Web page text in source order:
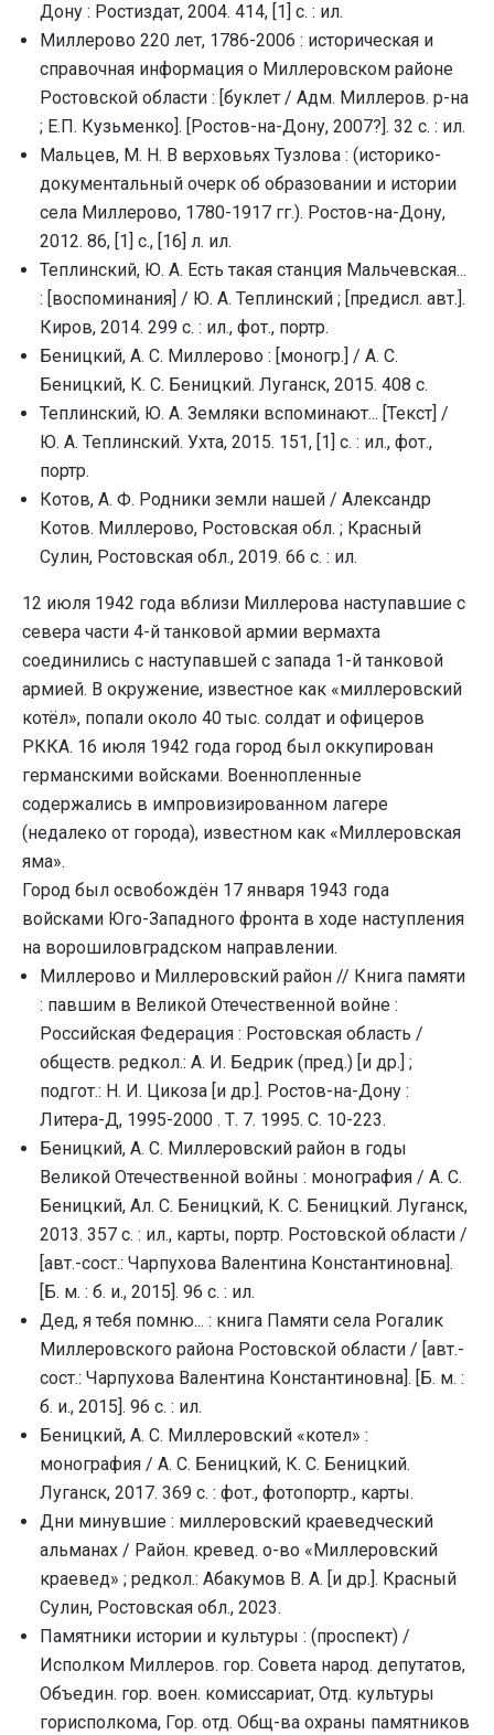
Дону : Ростиздат, 2004. 414, [1] с. : ил.
Миллерово 220 лет, 1786-2006 : историческая и
справочная информация о Миллеровском районе
Ростовской области : [буклет / Адм. Миллеров. р-на
; Е.П. Кузьменко]. [Ростов-на-Дону, 2007?]. 32 с. : ил.
Мальцев, М. Н. В верховьях Тузлова : (историко-
документальный очерк об образовании и истории
села Миллерово, 1780-1917 гг.). Ростов-на-Дону,
2012. 86, [1] с., [16] л. ил.
Теплинский, Ю. А. Есть такая станция Мальчевская...
: [воспоминания] / Ю. А. Теплинский ; [предисл. авт.].
Киров, 2014. 299 с. : ил., фот., портр.
Беницкий, А. С. Миллерово : [моногр.] / А. С.
Беницкий, К. С. Беницкий. Луганск, 2015. 408 с.
Теплинский, Ю. А. Земляки вспоминают... [Текст] /
Ю. А. Теплинский. Ухта, 2015. 151, [1] с. : ил., фот.,
портр.
Котов, А. Ф. Родники земли нашей / Александр
Котов. Миллерово, Ростовская обл. ; Красный
Сулин, Ростовская обл., 2019. 66 с. : ил.
12 июля 1942 года вблизи Миллерова наступавшие с
севера части 4-й танковой армии вермахта
соединились с наступавшей с запада 1-й танковой
армией. В окружение, известное как «миллеровский
котёл», попали около 40 тыс. солдат и офицеров
РККА. 16 июля 1942 года город был оккупирован
германскими войсками. Военнопленные
содержались в импровизированном лагере
(недалеко от города), известном как «Миллеровская
яма».
Город был освобождён 17 января 1943 года
войсками Юго-Западного фронта в ходе наступления
на ворошиловградском направлении.
Миллерово и Миллеровский район // Книга памяти
: павшим в Великой Отечественной войне :
Российская Федерация : Ростовская область /
обществ. pедкол.: А. И. Бедpик (пpед.) [и дp.] ;
подгот.: Н. И. Цикоза [и др.]. Ростов-на-Дону :
Литера-Д, 1995-2000 . Т. 7. 1995. С. 10-223.
Беницкий, А. С. Миллеровский район в годы
Великой Отечественной войны : монография / А. С.
Беницкий, Ал. С. Беницкий, К. С. Беницкий. Луганск,
2013. 357 с. : ил., карты, портр. Ростовской области /
[авт.-сост.: Чарпухова Валентина Константиновна].
[Б. м. : б. и., 2015]. 96 с. : ил.
Дед, я тебя помню... : книга Памяти села Рогалик
Миллеровского района Ростовской области / [авт.-
сост.: Чарпухова Валентина Константиновна]. [Б. м. :
б. и., 2015]. 96 с. : ил.
Беницкий, А. С. Миллеровский «котел» :
монография / А. С. Беницкий, К. С. Беницкий.
Луганск, 2017. 369 с. : фот., фотопортр., карты.
Дни минувшие : миллеровский краеведческий
альманах / Район. кревед. о-во «Миллеровский
краевед» ; редкол.: Абакумов В. А. [и др.]. Красный
Сулин, Ростовская обл., 2023.
Памятники истории и культуры : (проспект) /
Исполком Миллеров. гор. Совета народ. депутатов,
Объедин. гор. воен. комиссариат, Отд. культуры
горисполкома, Гор. отд. Общ-ва охраны памятников